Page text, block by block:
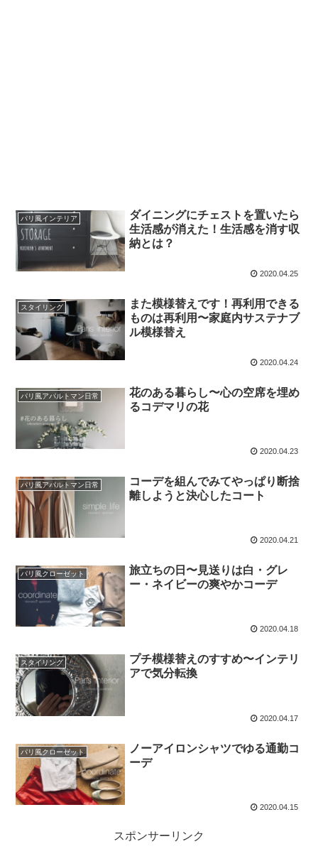
パリ風インテリア
ダイニングにチェストを置いたら
生活感が消えた！生活感を消す収
納とは？
2020.04.25
スタイリング
また模様替えです！再利用できる
ものは再利用〜家庭内サステナブ
ル模様替え
2020.04.24
パリ風アパルトマン日常
花のある暮らし〜心の空席を埋め
るコデマリの花
2020.04.23
パリ風アパルトマン日常
コーデを組んでみてやっぱり断捨
離しようと決心したコート
2020.04.21
パリ風クローゼット
旅立ちの日〜見送りは白・グレ
ー・ネイビーの爽やかコーデ
2020.04.18
スタイリング
プチ模様替えのすすめ〜インテリ
アで気分転換
2020.04.17
パリ風クローゼット
ノーアイロンシャツでゆる通勤コ
ーデ
2020.04.15
スポンサーリンク